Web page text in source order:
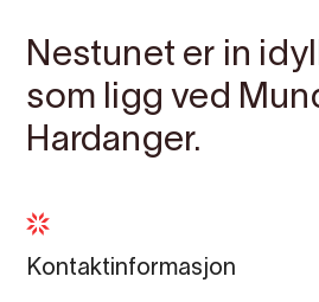
Nestunet er in
som ligg ved
Hardanger.
Kontaktinformasjon